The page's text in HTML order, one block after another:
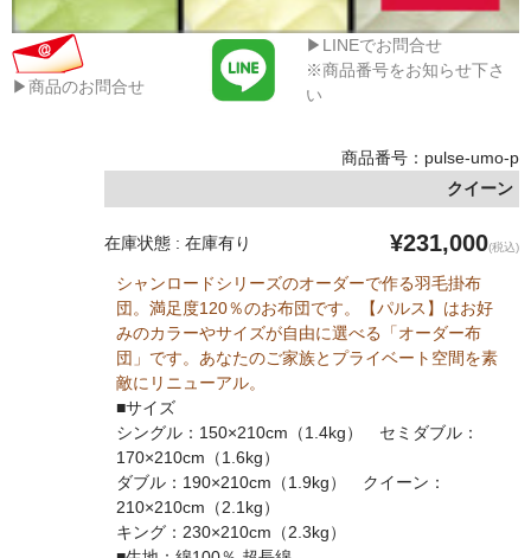
▶商品のお問合せ
▶LINEでお問合せ
※商品番号をお知らせ下さ
い
商品番号：pulse-umo-p
クイーン
在庫状態 : 在庫有り ¥231,000(税込)
シャンロードシリーズのオーダーで作る羽毛掛布
団。満足度120％のお布団です。【パルス】はお好
みのカラーやサイズが自由に選べる「オーダー布
団」です。あなたのご家族とプライベート空間を素
敵にリニューアル。
■サイズ
シングル：150×210cm（1.4kg） セミダブル：
170×210cm（1.6kg）
ダブル：190×210cm（1.9kg） クイーン：
210×210cm（2.1kg）
キング：230×210cm（2.3kg）